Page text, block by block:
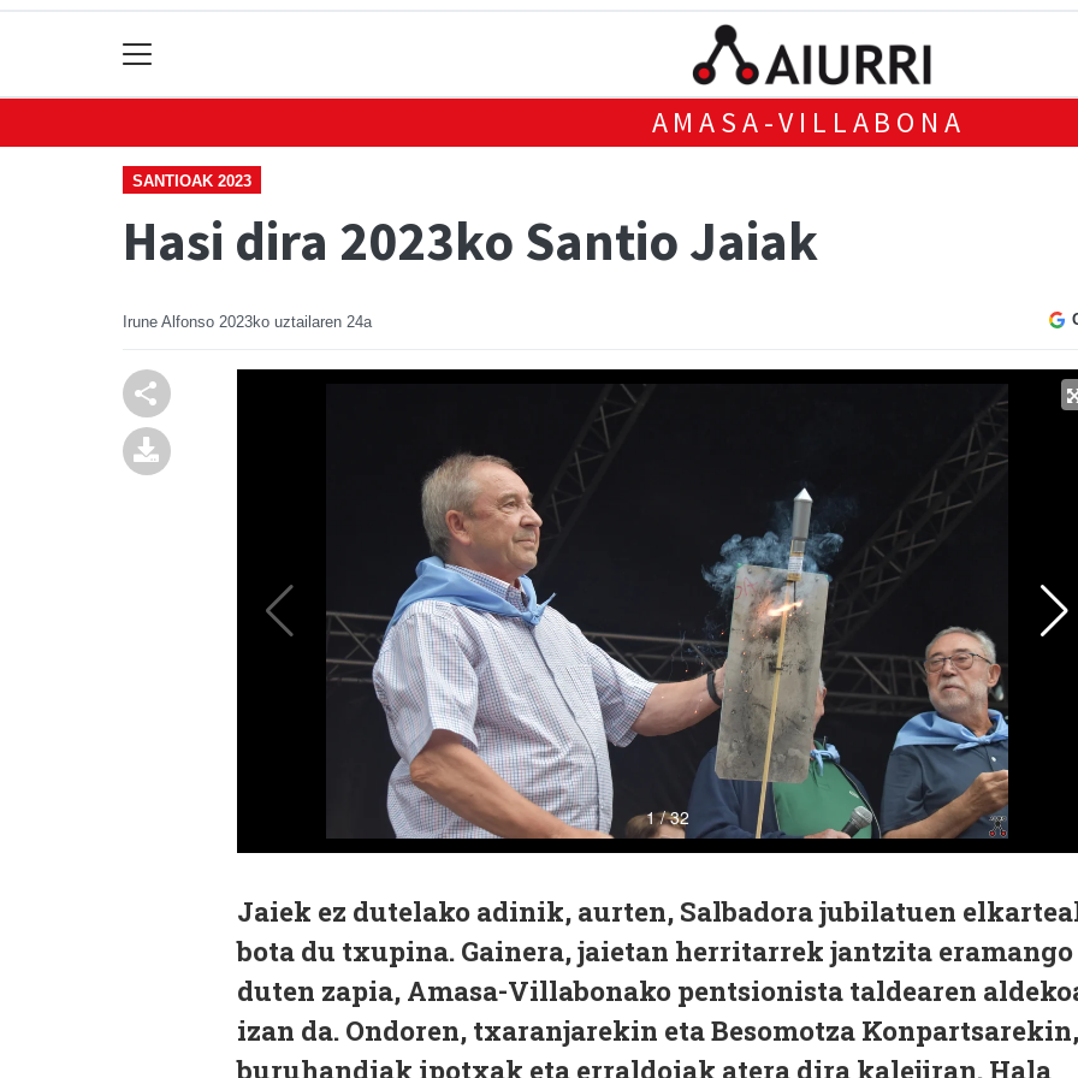
AMASA-VILLABONA
SANTIOAK 2023
Hasi dira 2023ko Santio Jaiak
Irune Alfonso 2023ko uztailaren 24a
Jaiek ez dutelako adinik, aurten, Salbadora jubilatuen
bota du txupina. Gainera, jaietan herritarrek jantzita eramango
duten zapia, Amasa-Villabonako pentsionista taldearen
izan da. Ondoren, txaranjarekin eta Besomotza Konpartsarekin,
buruhandiak ipotxak eta erraldoiak atera dira kalejiran. Hala